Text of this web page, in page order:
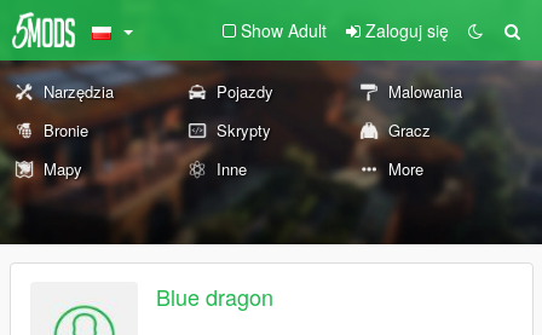
Show Adult Zaloguj się
Narzędzia Pojazdy
Malowania
Bronie
Skrypty
Gracz
Mapy
Inne More
Blue dragon